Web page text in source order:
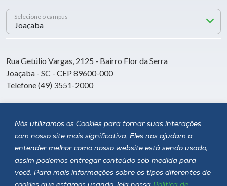
Nós utilizamos os Cookies para tornar suas interações
com nosso site mais significativa. Eles nos ajudam a
entender melhor como nosso website está sendo usado,
assim podemos entregar conteúdo sob medida para
você. Para mais informações sobre os tipos diferentes de
Selecione o campus
Rua Getúlio Vargas, 2125 - Bairro Flor da Serra
Joaçaba - SC - CEP 89600-000
Telefone (49) 3551-2000
Siga a Unoesc